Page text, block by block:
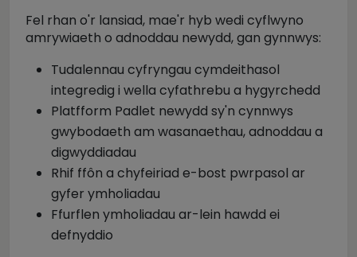
Fel rhan o'r lansiad, mae'r hyb wedi cyflwyno
amrywiaeth o adnoddau newydd, gan gynnwys:
Tudalennau cyfryngau cymdeithasol
integredig i wella cyfathrebu a hygyrchedd
Platfform Padlet newydd sy'n cynnwys
gwybodaeth am wasanaethau, adnoddau a
digwyddiadau
Rhif ffôn a chyfeiriad e-bost pwrpasol ar
gyfer ymholiadau
Ffurflen ymholiadau ar-lein hawdd ei
defnyddio